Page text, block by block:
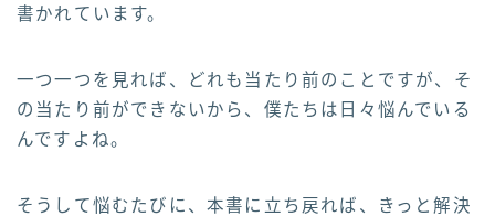
書かれています。
一つ一つを見れば、どれも当たり前のことですが、そ
の当たり前ができないから、僕たちは日々悩んでいる
んですよね。
そうして悩むたびに、本書に立ち戻れば、きっと解決